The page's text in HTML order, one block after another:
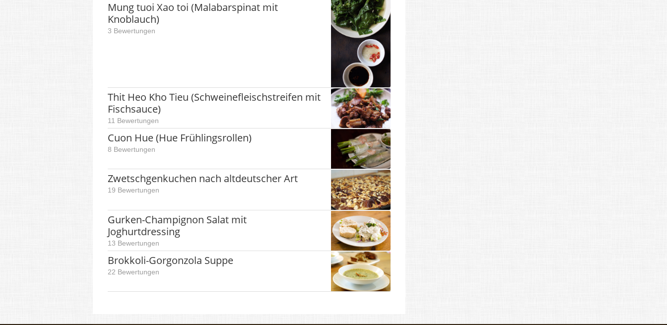
Mung tuoi Xao toi (Malabarspinat mit
Knoblauch)
3 Bewertungen
Thit Heo Kho Tieu (Schweinefleischstreifen mit
Fischsauce)
11 Bewertungen
Cuon Hue (Hue Frühlingsrollen)
8 Bewertungen
Zwetschgenkuchen nach altdeutscher Art
19 Bewertungen
Gurken-Champignon Salat mit
Joghurtdressing
13 Bewertungen
Brokkoli-Gorgonzola Suppe
22 Bewertungen